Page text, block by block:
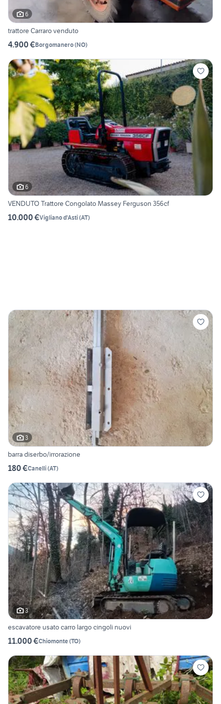
6
trattore Carraro venduto
4.900 €Borgomanero(NO)
6
VENDUTO Trattore Congolato Massey Ferguson 356cf
10.000 €Vigliano d'Asti(AT)
3
barra diserbo/irrorazione
180 €Canelli(AT)
3
escavatore usato carro largo cingoli nuovi
11.000 €Chiomonte(TO)